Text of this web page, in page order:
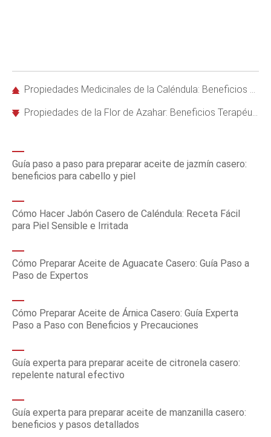
Propiedades Medicinales de la Caléndula: Beneficios y Usos Efectivos
Propiedades de la Flor de Azahar: Beneficios Terapéuticos y Usos Recomendados
Guía paso a paso para preparar aceite de jazmín casero:
beneficios para cabello y piel
Cómo Hacer Jabón Casero de Caléndula: Receta Fácil
para Piel Sensible e Irritada
Cómo Preparar Aceite de Aguacate Casero: Guía Paso a
Paso de Expertos
Cómo Preparar Aceite de Árnica Casero: Guía Experta
Paso a Paso con Beneficios y Precauciones
Guía experta para preparar aceite de citronela casero:
repelente natural efectivo
Guía experta para preparar aceite de manzanilla casero:
beneficios y pasos detallados